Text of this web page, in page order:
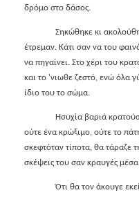
δρόμο στο δάσος.
Σηκώθηκε κι
έτρεμαν. Κάτι σαν να του
να πηγαίνει. Στο χέρι του
και το 'νιωθε ζεστό, ενώ όλα
ίδιο του το σώμα.
Ησυχία βαριά
ούτε ένα κρώξιμο, ούτε το
σκεφτόταν τίποτα, θα τάραζε
σκέψεις του σαν κραυγές
Ότι θα τον άκουγε